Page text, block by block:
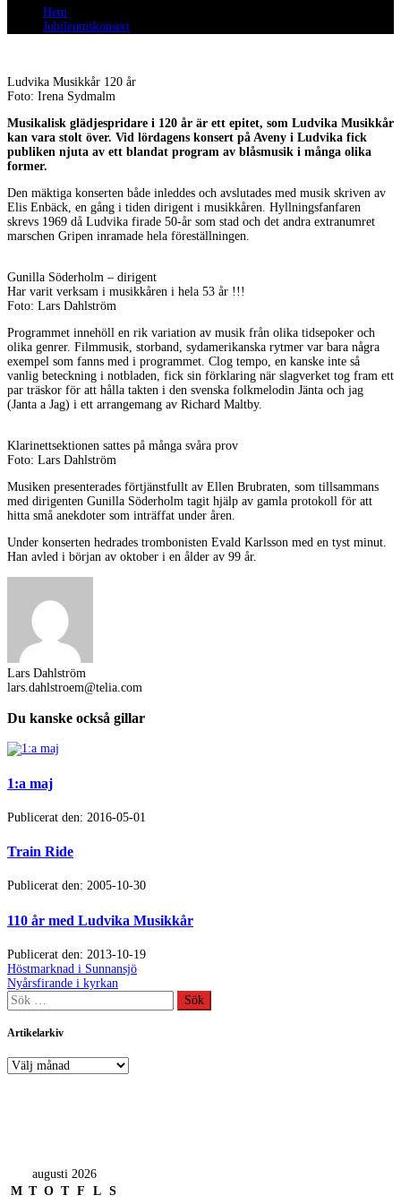
Hem
Jubileumskonsert
Ludvika Musikkår 120 år
Foto: Irena Sydmalm
Musikalisk glädjespridare i 120 år är ett epitet, som Ludvika Musikkår
kan vara stolt över. Vid lördagens konsert på Aveny i Ludvika fick
publiken njuta av ett blandat program av blåsmusik i många olika
former.
Den mäktiga konserten både inleddes och avslutades med musik skriven av
Elis Enbäck, en gång i tiden dirigent i musikkåren. Hyllningsfanfaren
skrevs 1969 då Ludvika firade 50-år som stad och det andra extranumret
marschen Gripen inramade hela föreställningen.
Gunilla Söderholm – dirigent
Har varit verksam i musikkåren i hela 53 år !!!
Foto: Lars Dahlström
Programmet innehöll en rik variation av musik från olika tidsepoker och
olika genrer. Filmmusik, storband, sydamerikanska rytmer var bara några
exempel som fanns med i programmet. Clog tempo, en kanske inte så
vanlig beteckning i notbladen, fick sin förklaring när slagverket tog fram ett
par träskor för att hålla takten i den svenska folkmelodin Jänta och jag
(Janta a Jag) i ett arrangemang av Richard Maltby.
Klarinettsektionen sattes på många svåra prov
Foto: Lars Dahlström
Musiken presenterades förtjänstfullt av Ellen Brubraten, som tillsammans
med dirigenten Gunilla Söderholm tagit hjälp av gamla protokoll för att
hitta små anekdoter som inträffat under åren.
Under konserten hedrades trombonisten Evald Karlsson med en tyst minut.
Han avled i början av oktober i en ålder av 99 år.
Lars Dahlström
lars.dahlstroem@telia.com
Du kanske också gillar
1:a maj
Publicerat den: 2016-05-01
Train Ride
Publicerat den: 2005-10-30
110 år med Ludvika Musikkår
Publicerat den: 2013-10-19
Inläggsnavigering
Föregående
inlägg:
Höstmarknad i Sunnansjö
Nästa
inlägg:
Nyårsfirande i kyrkan
Sök
efter:
Artikelarkiv
Artikelarkiv
augusti 2026
M T O T F L
S